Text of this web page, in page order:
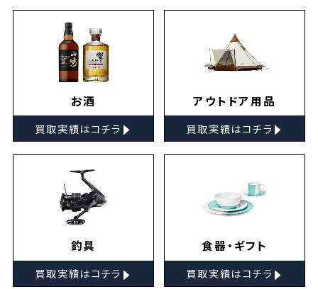
お酒
買取実績はコチラ ▸
アウトドア用品
買取実績はコチラ ▸
釣具
買取実績はコチラ ▸
食器・ギフト
買取実績はコチラ ▸